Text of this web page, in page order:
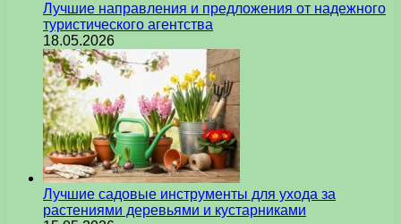
Лучшие направления и предложения от надежного
туристического агентства
18.05.2026
Лучшие садовые инструменты для ухода за
растениями деревьями и кустарниками